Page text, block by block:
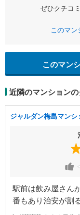
ぜひクチコ
このマン
このマン
近隣のマンションの
ジャルダン梅島マンシ
駅前は飲み屋さん
番もあり治安が割